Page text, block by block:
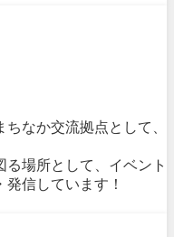
なか交流拠点として、
場所として、イベント
信しています！